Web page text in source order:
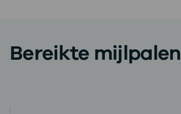
Bereikte mijlpalen